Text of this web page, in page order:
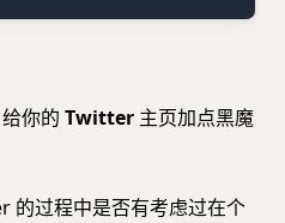
给你的 Twitter 主页加点黑魔
的过程中是否有考虑过在个